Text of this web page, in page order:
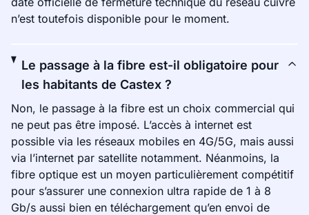
n’est toutefois disponible pour le moment.
Le passage à la fibre est-il obligatoire pour
les habitants de Castex ?
Non, le passage à la fibre est un choix commercial qui
ne peut pas être imposé. L’accès à internet est
possible via les réseaux mobiles en 4G/5G, mais aussi
via l’internet par satellite notamment. Néanmoins, la
fibre optique est un moyen particulièrement compétitif
pour s’assurer une connexion ultra rapide de 1 à 8
Gb/s aussi bien en téléchargement qu’en envoi de